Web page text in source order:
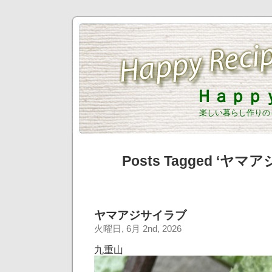
Ｈａｐ
楽しい暮らし作り
Posts Tagged ‘ヤマア
ヤマアジサイラブ
火曜日, 6月 2nd, 2026
九重山